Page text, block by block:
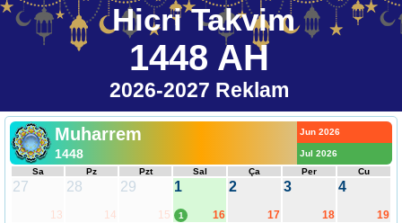
Hicri Takvim
1448 AH
2026-2027 Reklam
Muharrem
1448
Jun 2026
Jul 2026
Sa
Pz Pzt Sal Ça Per Cu
27
13
28
14
29
15
1
16
1
2
17
3
18
4
19